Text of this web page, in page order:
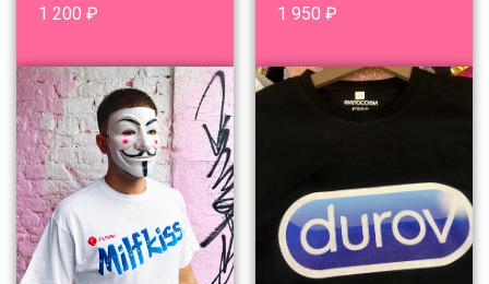
1 200 ₽ 1 950 ₽